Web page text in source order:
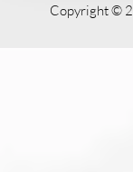
Copyright ©